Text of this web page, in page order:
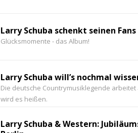
Larry Schuba schenkt seinen
Glücksmomente - das Album!
Larry Schuba will’s nochmal
Die deutsche Countrymusiklegende
wird es heißen.
Larry Schuba & Western: